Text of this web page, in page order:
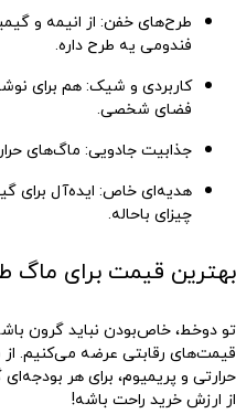
طرح‌های خفن: از انیمه و
فندومی یه طرح داره.
کاربردی و شیک: هم برای
فضای شخصی.
جذابیت جادویی: ماگ‌های
هدیه‌ای خاص: ایده‌آل برای
چیزای باحاله.
بهترین قیمت برای ماگ
تو دوخط، خاص‌بودن نباید گرون
قیمت‌های رقابتی عرضه می‌کنیم.
حرارتی و پریمیوم، برای هر
از ارزش خرید راحت باشه!